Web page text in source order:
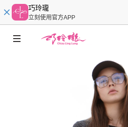
巧玲瓏
立刻使用官方APP